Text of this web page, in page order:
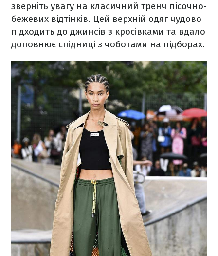
зверніть увагу на класичний тренч пісочно-
бежевих відтінків. Цей верхній одяг чудово
підходить до джинсів з кросівками та вдало
доповнює спідниці з чоботами на підборах.